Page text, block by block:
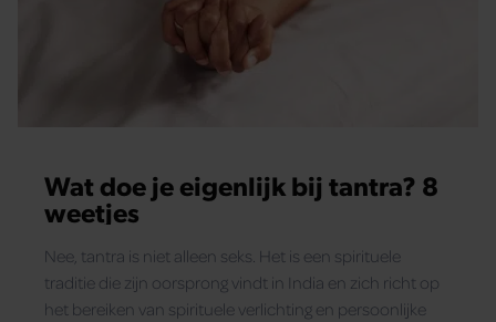
Wat doe je eigenlijk bij tantra? 8
weetjes
Nee, tantra is niet alleen seks. Het is een spirituele
traditie die zijn oorsprong vindt in India en zich richt op
het bereiken van spirituele verlichting en persoonlijke